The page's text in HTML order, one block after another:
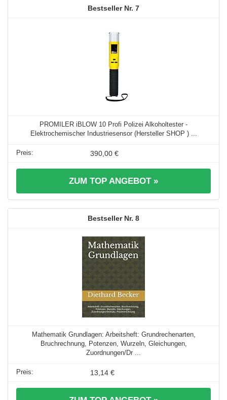
7
PROMILER iBLOW 10 Profi Polizei Alkoholtester -
Elektrochemischer Industriesensor (Hersteller SHOP ) ...
390,00 €
ZUM TOP ANGEBOT »
8
Mathematik Grundlagen: Arbeitsheft: Grundrechenarten,
Bruchrechnung, Potenzen, Wurzeln, Gleichungen,
Zuordnungen/Dr ...
13,14 €